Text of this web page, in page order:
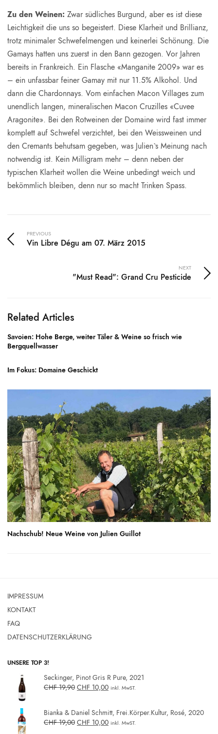
Zu den Weinen: Zwar südliches Burgund, aber es ist diese
Leichtigkeit die uns so begeistert. Diese Klarheit und Brillianz,
trotz minimaler Schwefelmengen und keinerlei Schönung. Die
Gamays hatten uns zuerst in den Bann gezogen. Vor Jahren
bereits in Frankreich. Ein Flasche «Manganite 2009» war es
– ein unfassbar feiner Gamay mit nur 11.5% Alkohol. Und
dann die Chardonnays. Vom einfachen Macon Villages zum
unendlich langen, mineralischen Macon Cruzilles «Cuvee
Aragonite». Bei den Rotweinen der Domaine wird fast immer
komplett auf Schwefel verzichtet, bei den Weissweinen und
den Cremants behutsam gegeben, was Julien`s Meinung nach
notwendig ist. Kein Milligram mehr – denn neben der
typischen Klarheit wollen die Weine unbedingt weich und
bekömmlich bleiben, denn nur so macht Trinken Spass.
PREVIOUS
Vin Libre Dégu am 07. März 2015
NEXT
"Must Read": Grand Cru Pesticide
Related Articles
Savoien: Hohe Berge, weiter Täler & Weine so frisch wie
Bergquellwasser
Im Fokus: Domaine Geschickt
Nachschub! Neue Weine von Julien Guillot
IMPRESSUM
KONTAKT
FAQ
DATENSCHUTZERKLÄRUNG
UNSERE TOP 3!
Seckinger, Pinot Gris R Pure, 2021
CHF19,90 CHF 10,00 inkl. MwST.
Bianka & Daniel Schmitt, Frei.Körper.Kultur, Rosé, 2020
CHF19,00 CHF 10,00 inkl. MwST.